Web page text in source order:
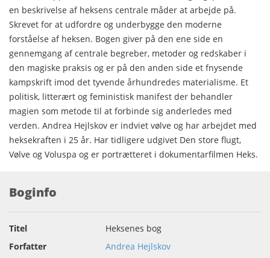
en beskrivelse af heksens centrale måder at arbejde på.
Skrevet for at udfordre og underbygge den moderne
forståelse af heksen. Bogen giver på den ene side en
gennemgang af centrale begreber, metoder og redskaber i
den magiske praksis og er på den anden side et fnysende
kampskrift imod det tyvende århundredes materialisme. Et
politisk, litterært og feministisk manifest der behandler
magien som metode til at forbinde sig anderledes med
verden. Andrea Hejlskov er indviet vølve og har arbejdet med
heksekraften i 25 år. Har tidligere udgivet Den store flugt,
Vølve og Voluspa og er portrætteret i dokumentarfilmen Heks.
Boginfo
Titel
Heksenes bog
Forfatter
Andrea Hejlskov